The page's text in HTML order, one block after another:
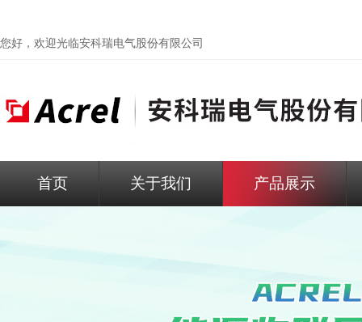
您好，欢迎光临安科瑞电气股份有限公司
首页 关于我们 产品展示